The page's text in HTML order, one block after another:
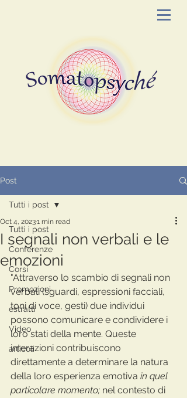
Post
Tutti i post
Conferenze
Corsi
Promozioni
estratti
Video
articoli
Tutti i post
I segnali non verbali e le
emozioni
Oct 4, 20231 min read
"Attraverso lo scambio di segnali non
verbali (sguardi, espressioni facciali,
toni di voce, gesti) due individui
possono comunicare e condividere i
loro stati della mente. Queste
interazioni contribuiscono
direttamente a determinare la natura
della loro esperienza emotiva in quel
particolare momento; nel contesto di